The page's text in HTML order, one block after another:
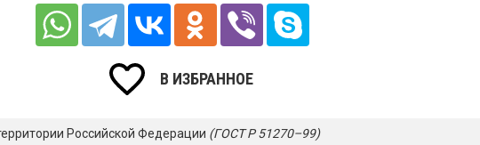
В ИЗБРАННОЕ
Российской Федерации (ГОСТ Р 51270–99)